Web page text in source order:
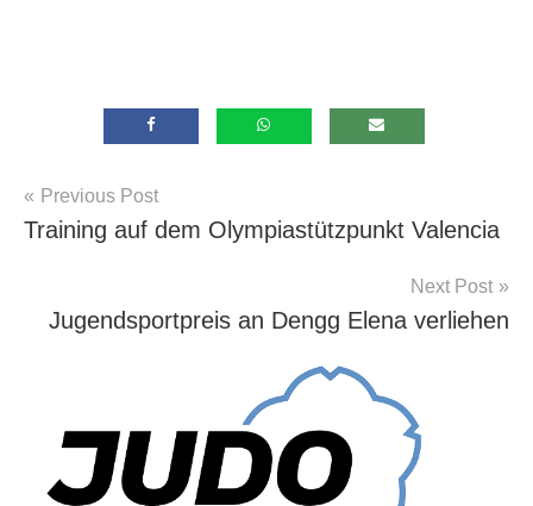
Allgemein
Beitragsnavigation
Previous Post
Training auf dem Olympiastützpunkt Valencia
Next Post
Jugendsportpreis an Dengg Elena verliehen